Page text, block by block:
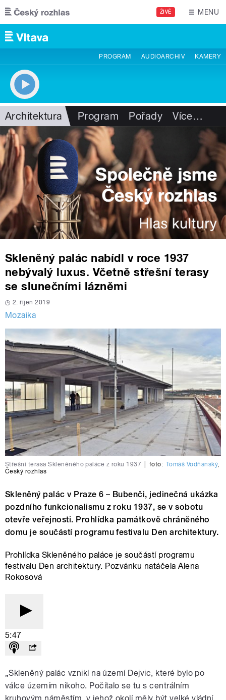
Přejít k hlavnímu obsahu
ŽIVĚ MENU
PROGRAM AUDIOARCHIV KAMERY
Architektura Program Pořady Více…
Skleněný palác nabídl v roce 1937
nebývalý luxus. Včetně střešní terasy
se slunečními lázněmi
2. říjen 2019
Mozaika
Střešní terasa Skleněného paláce z roku 1937 foto: Tomáš Vodňanský,
Český rozhlas
Skleněný palác v Praze 6 – Bubenči, jedinečná ukázka
pozdního funkcionalismu z roku 1937, se v sobotu
otevře veřejnosti. Prohlídka památkově chráněného
domu je součástí programu festivalu Den architektury.
Prohlídka Skleněného paláce je součástí programu
festivalu Den architektury. Pozvánku natáčela Alena
Rokosová
5:47
„Skleněný palác vznikl na území Dejvic, které bylo po
válce územím nikoho. Počítalo se tu s centrálním
kruhovým náměstím, v jehož okolí měly být velké vládní